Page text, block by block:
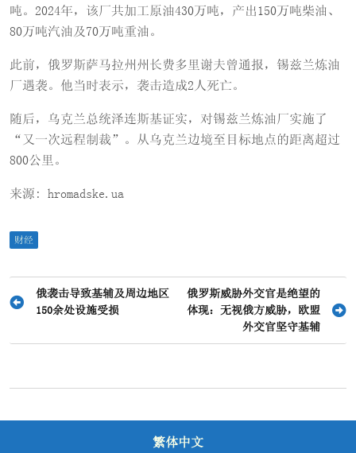
吨。2024年，该厂共加工原油430万吨，产出150万吨柴油、
80万吨汽油及70万吨重油。
此前，俄罗斯萨马拉州州长费多里谢夫曾通报，锡兹兰炼油
厂遇袭。他当时表示，袭击造成2人死亡。
随后，乌克兰总统泽连斯基证实，对锡兹兰炼油厂实施了
“又一次远程制裁”。从乌克兰边境至目标地点的距离超过
800公里。
来源: hromadske.ua
财经
文
导
俄袭击导致基辅及周边地区
150余处设施受损
俄罗斯威胁外交官是绝望的
体现：无视俄方威胁，欧盟
外交官坚守基辅
繁体中文